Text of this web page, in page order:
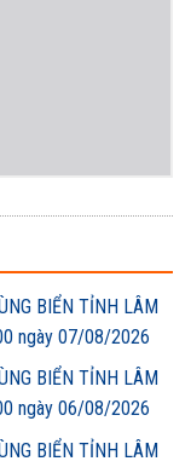
BIỂN TỈNH LÂM
ngày 07/08/2026
BIỂN TỈNH LÂM
ngày 06/08/2026
BIỂN TỈNH LÂM